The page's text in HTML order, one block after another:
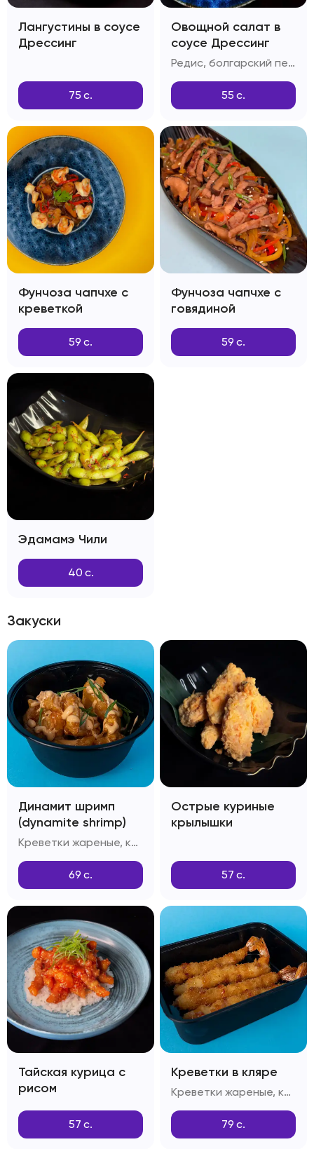
Лангустины в соусе
Дрессинг
75 с.
Овощной салат в
соусе Дрессинг
Редис, болгарский перец, дайкон, красный лук, огурцы, шпинат, салатный лист, зелень, соус Дрессинг
55 с.
Фунчоза чапчхе с
креветкой
59 с.
Фунчоза чапчхе с
говядиной
59 с.
Эдамамэ Чили
40 с.
Закуски
Динамит шримп
(dynamite shrimp)
Креветки жареные, кляр Темпура, соус Динамит, зелень
69 с.
Острые куриные
крылышки
57 с.
Тайская курица с
рисом
57 с.
Креветки в кляре
Креветки жареные, кляр Темпура, сухари Панко
79 с.